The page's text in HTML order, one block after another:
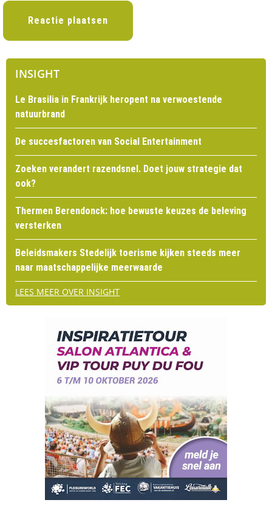
INSIGHT
Le Brasilia in Frankrijk heropent na verwoestende
natuurbrand
De succesfactoren van Social Entertainment
Zoeken verandert razendsnel. Doet jouw strategie dat
ook?
Thermen Berendonck: hoe bewuste keuzes de beleving
versterken
Beleidsmakers Stedelijk toerisme kijken steeds meer
naar maatschappelijke meerwaarde
LEES MEER OVER INSIGHT